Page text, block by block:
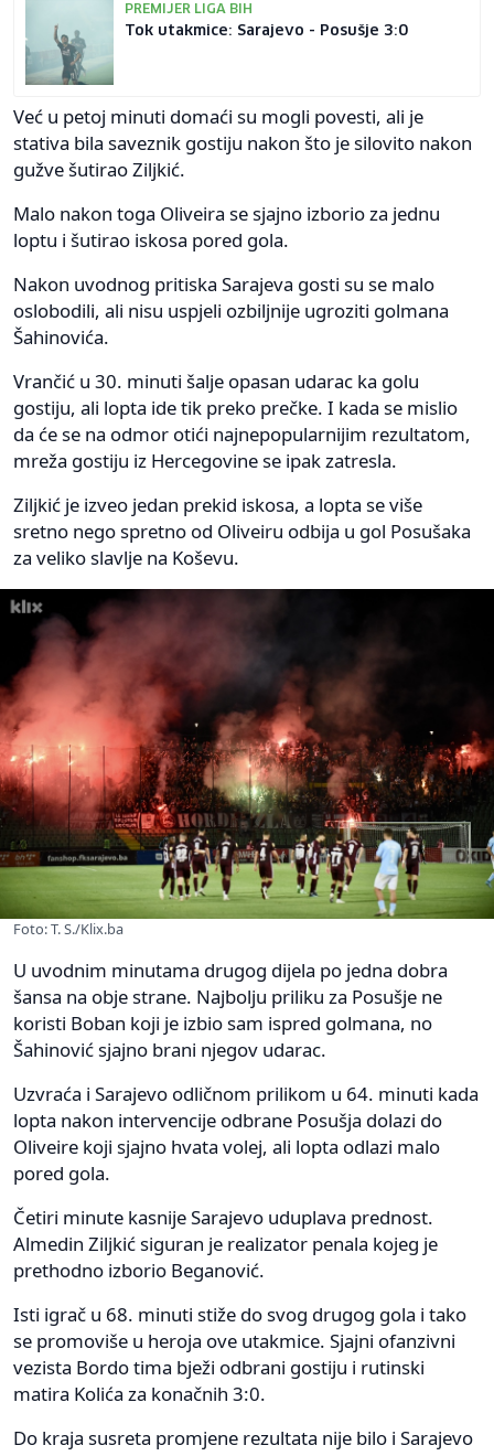
PREMIJER LIGA BIH
Tok utakmice: Sarajevo - Posušje 3:0
Već u petoj minuti domaći su mogli povesti, ali je
stativa bila saveznik gostiju nakon što je silovito nakon
gužve šutirao Ziljkić.
Malo nakon toga Oliveira se sjajno izborio za jednu
loptu i šutirao iskosa pored gola.
Nakon uvodnog pritiska Sarajeva gosti su se malo
oslobodili, ali nisu uspjeli ozbiljnije ugroziti golmana
Šahinovića.
Vrančić u 30. minuti šalje opasan udarac ka golu
gostiju, ali lopta ide tik preko prečke. I kada se mislio
da će se na odmor otići najnepopularnijim rezultatom,
mreža gostiju iz Hercegovine se ipak zatresla.
Ziljkić je izveo jedan prekid iskosa, a lopta se više
sretno nego spretno od Oliveiru odbija u gol Posušaka
za veliko slavlje na Koševu.
Foto: T. S./Klix.ba
U uvodnim minutama drugog dijela po jedna dobra
šansa na obje strane. Najbolju priliku za Posušje ne
koristi Boban koji je izbio sam ispred golmana, no
Šahinović sjajno brani njegov udarac.
Uzvraća i Sarajevo odličnom prilikom u 64. minuti kada
lopta nakon intervencije odbrane Posušja dolazi do
Oliveire koji sjajno hvata volej, ali lopta odlazi malo
pored gola.
Četiri minute kasnije Sarajevo uduplava prednost.
Almedin Ziljkić siguran je realizator penala kojeg je
prethodno izborio Beganović.
Isti igrač u 68. minuti stiže do svog drugog gola i tako
se promoviše u heroja ove utakmice. Sjajni ofanzivni
vezista Bordo tima bježi odbrani gostiju i rutinski
matira Kolića za konačnih 3:0.
Do kraja susreta promjene rezultata nije bilo i Sarajevo